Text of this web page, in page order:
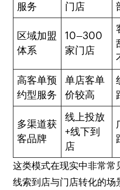
服务
门店
区域加盟
体系
10–300
家门店
高客单预
约型服务
单店客单
价较高
多渠道获
客品牌
线上投放
+线下到
店
这类模式在现实中非常常
线索到店与门店转化的场